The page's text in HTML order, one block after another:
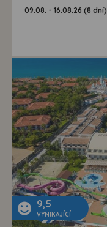
09.08. - 16.08.26 (8 dní)
9,5
VYNIKAJÍCÍ